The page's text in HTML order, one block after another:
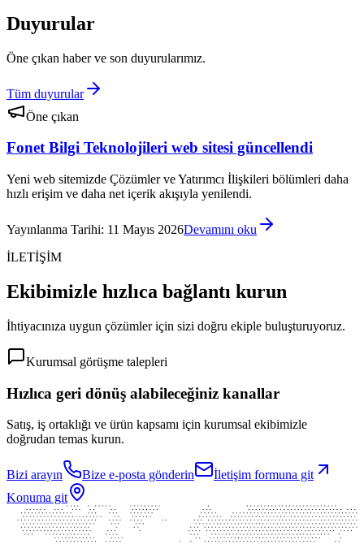
Duyurular
Öne çıkan haber ve son duyurularımız.
Tüm duyurular
Öne çıkan
Fonet Bilgi Teknolojileri web sitesi güncellendi
Yeni web sitemizde Çözümler ve Yatırımcı İlişkileri bölümleri daha
hızlı erişim ve daha net içerik akışıyla yenilendi.
Yayınlanma Tarihi: 11 Mayıs 2026Devamını oku
İLETİŞİM
Ekibimizle hızlıca bağlantı kurun
İhtiyacınıza uygun çözümler için sizi doğru ekiple buluşturuyoruz.
Kurumsal görüşme talepleri
Hızlıca geri dönüş alabileceğiniz kanallar
Satış, iş ortaklığı ve ürün kapsamı için kurumsal ekibimizle
doğrudan temas kurun.
Bizi arayın Bize e-posta gönderin
İletişim formuna git
Konuma git